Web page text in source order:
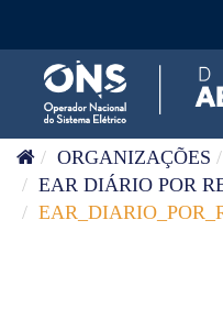
ORGANIZAÇÕES
EAR DIÁRIO POR